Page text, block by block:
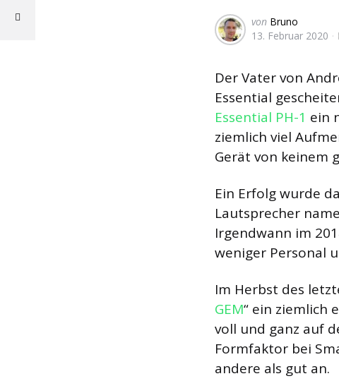
Geschrieben
von
von Bruno
13. Februar 2020
Der Vater von
Essential
Essential PH-1 ein
ziemlich viel
Gerät von keinem
Ein Erfolg wurde
Lautsprecher
Irgendwann im
weniger Personal
Im Herbst des
GEM“ ein ziemlich
voll und ganz auf
Formfaktor bei
andere als gut an.